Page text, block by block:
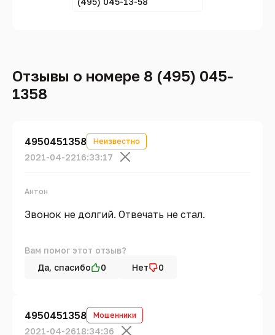
Отзывы о номере 8 (495) 045-
1358
4950451358 Неизвестно
2021-04-2216:33:17
Антон
Звонок не долгий. Отвечать не стал.
Вам помог этот отзыв?
Да, спасибо
0 Нет 0
4950451358 Мошенники
2021-04-2618:34:36